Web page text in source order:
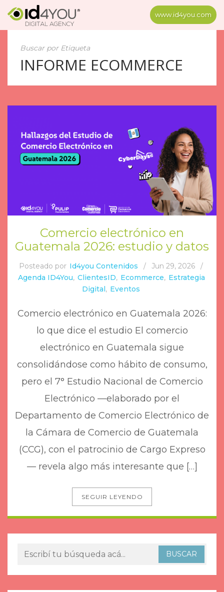
www.id4you.com
Buscar por Etiqueta
INFORME ECOMMERCE
Comercio electrónico en
Guatemala 2026: estudio y datos
Posteado por Id4you Contenidos / Jun 29, 2026
/
Agenda ID4You, ClientesID, Ecommerce, Estrategia
Digital, Eventos
Comercio electrónico en Guatemala 2026:
lo que dice el estudio El comercio
electrónico en Guatemala sigue
consolidándose como hábito de consumo,
pero el 7° Estudio Nacional de Comercio
Electrónico —elaborado por el
Departamento de Comercio Electrónico de
la Cámara de Comercio de Guatemala
(CCG), con el patrocinio de Cargo Expreso
— revela algo más interesante que […]
SEGUIR LEYENDO